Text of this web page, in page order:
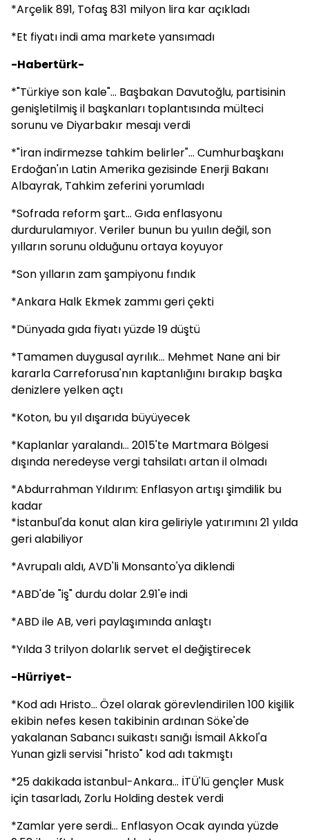
*Arçelik 891, Tofaş 831 milyon lira kar açıkladı
*Et fiyatı indi ama markete yansımadı
-Habertürk-
*"Türkiye son kale"... Başbakan Davutoğlu, partisinin
genişletilmiş il başkanları toplantısında mülteci
sorunu ve Diyarbakır mesajı verdi
*"İran indirmezse tahkim belirler"... Cumhurbaşkanı
Erdoğan'ın Latin Amerika gezisinde Enerji Bakanı
Albayrak, Tahkim zeferini yorumladı
*Sofrada reform şart... Gıda enflasyonu
durdurulamıyor. Veriler bunun bu yuılın değil, son
yılların sorunu olduğunu ortaya koyuyor
*Son yılların zam şampiyonu fındık
*Ankara Halk Ekmek zammı geri çekti
*Dünyada gıda fiyatı yüzde 19 düştü
*Tamamen duygusal ayrılık... Mehmet Nane ani bir
kararla Carreforusa'nın kaptanlığını bırakıp başka
denizlere yelken açtı
*Koton, bu yıl dışarıda büyüyecek
*Kaplanlar yaralandı... 2015'te Martmara Bölgesi
dışında neredeyse vergi tahsilatı artan il olmadı
*Abdurrahman Yıldırım: Enflasyon artışı şimdilik bu
kadar
*İstanbul'da konut alan kira geliriyle yatırımını 21 yılda
geri alabiliyor
*Avrupalı aldı, AVD'li Monsanto'ya diklendi
*ABD'de "iş" durdu dolar 2.91'e indi
*ABD ile AB, veri paylaşımında anlaştı
*Yılda 3 trilyon dolarlık servet el değiştirecek
-Hürriyet-
*Kod adı Hristo... Özel olarak görevlendirilen 100 kişilik
ekibin nefes kesen takibinin ardınan Söke'de
yakalanan Sabancı suikastı sanığı İsmail Akkol'a
Yunan gizli servisi "hristo" kod adı takmıştı
*25 dakikada istanbul-Ankara... İTÜ'lü gençler Musk
için tasarladı, Zorlu Holding destek verdi
*Zamlar yere serdi... Enflasyon Ocak ayında yüzde